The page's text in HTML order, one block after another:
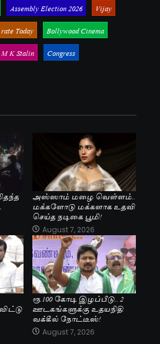
Assembly Election 2026
Vijay
Today
Bollywood Cinema
M K Stalin
Congress
அஸ்ஸாம் மழை வெள்ளம்..
மக்களோடு மக்களாக உதவி
செய்த நடிகை பூமி!
August 7, 2026
ரூ.100 கோடி இழப்பீடு.. 2
ஊடகங்களுக்கு உதயநிதி
வக்கீல் நோட்டீஸ்!
August 7, 2026